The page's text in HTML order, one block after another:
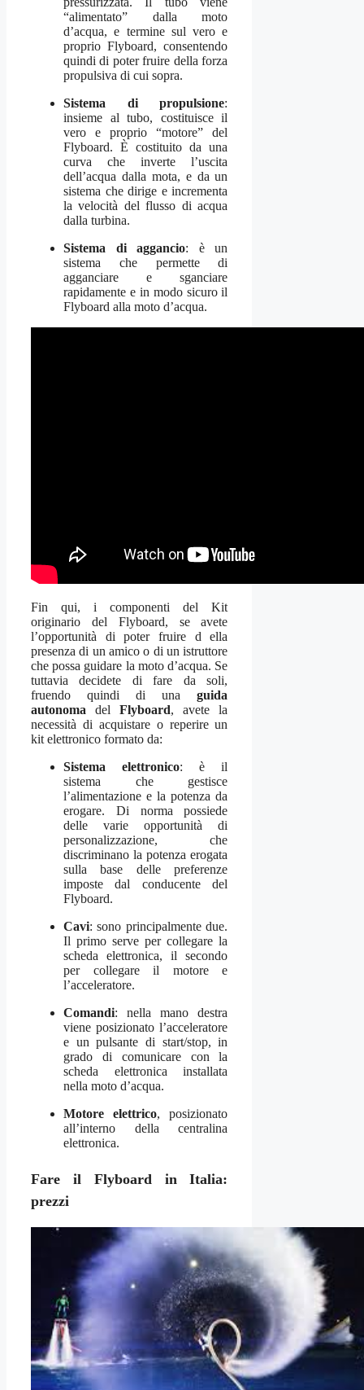
“alimentato” dalla moto
d’acqua, e termine sul vero e
proprio Flyboard, consentendo
quindi di poter fruire della forza
propulsiva di cui sopra.
Sistema di propulsione:
insieme al tubo, costituisce il
vero e proprio “motore” del
Flyboard. È costituito da una
curva che inverte l’uscita
dell’acqua dalla mota, e da un
sistema che dirige e incrementa
la velocità del flusso di acqua
dalla turbina.
Sistema di aggancio: è un
sistema che permette di
agganciare e sganciare
rapidamente e in modo sicuro il
Flyboard alla moto d’acqua.
Fin qui, i componenti del Kit
originario del Flyboard, se avete
l’opportunità di poter fruire d ella
presenza di un amico o di un istruttore
che possa guidare la moto d’acqua. Se
tuttavia decidete di fare da soli,
fruendo quindi di unaguida
autonoma delFlyboard, avete la
necessità di acquistare o reperire un
kit elettronico formato da:
Sistema elettronico: è il
sistema che gestisce
l’alimentazione e la potenza da
erogare. Di norma possiede
delle varie opportunità di
personalizzazione, che
discriminano la potenza erogata
sulla base delle preferenze
imposte dal conducente del
Flyboard.
Cavi: sono principalmente due.
Il primo serve per collegare la
scheda elettronica, il secondo
per collegare il motore e
l’acceleratore.
Comandi: nella mano destra
viene posizionato l’acceleratore
e un pulsante di start/stop, in
grado di comunicare con la
scheda elettronica installata
nella moto d’acqua.
Motore elettrico, posizionato
all’interno della centralina
elettronica.
Fare il Flyboard in Italia:
prezzi